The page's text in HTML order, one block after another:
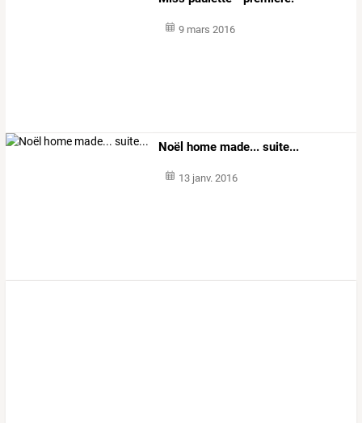
9 mars 2016
Noël home made... suite...
13 janv. 2016